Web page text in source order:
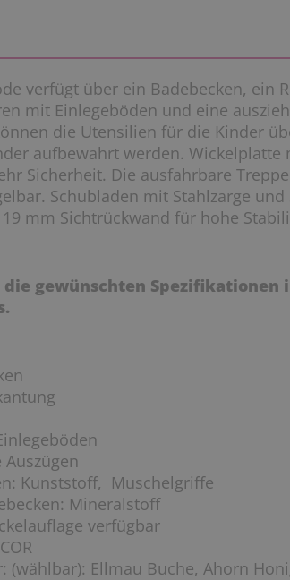
verfügt über ein Badebecken, ein
mit Einlegeböden und eine
die Utensilien für die Kinder
aufbewahrt werden. Wickelplatte
Sicherheit. Die ausfahrbare
Schubladen mit Stahlzarge und
mm Sichtrückwand für hohe
gewünschten Spezifikationen
Kunststoff, Muschelgriffe
Mineralstoff
verfügbar
(wählbar): Ellmau Buche, Ahorn